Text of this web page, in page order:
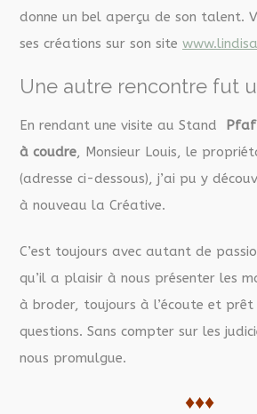
donne un bel aperçu de son talent.
ses créations sur son site
Une autre rencontre fut
En rendant une visite au Stand
à coudre, Monsieur Louis, le
(adresse ci-dessous), j’ai pu y
à nouveau la Créative.
C’est toujours avec autant de
qu’il a plaisir à nous présenter les
à broder, toujours à l’écoute et
questions. Sans compter sur les
nous promulgue.
♦♦♦